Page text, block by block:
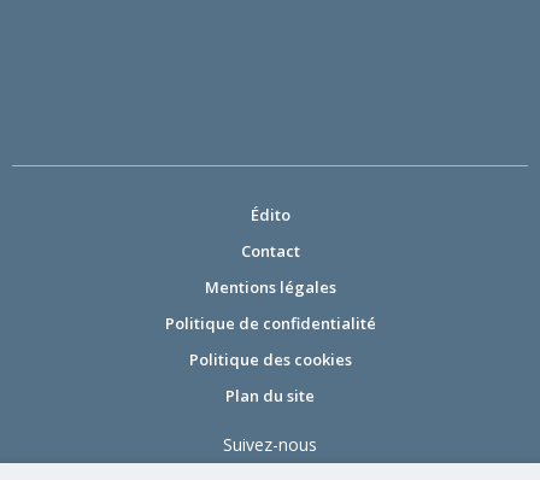
Édito
Contact
Mentions légales
Politique de confidentialité
Politique des cookies
Plan du site
Suivez-nous